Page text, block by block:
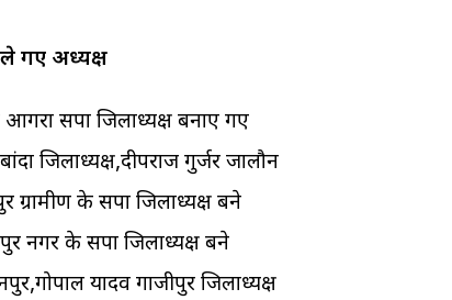
गए अध्यक्ष
सपा जिलाध्यक्ष बनाए गए
जिलाध्यक्ष,दीपराज गुर्जर जालौन
ग्रामीण के सपा जिलाध्यक्ष बने
नगर के सपा जिलाध्यक्ष बने
यादव गाजीपुर जिलाध्यक्ष